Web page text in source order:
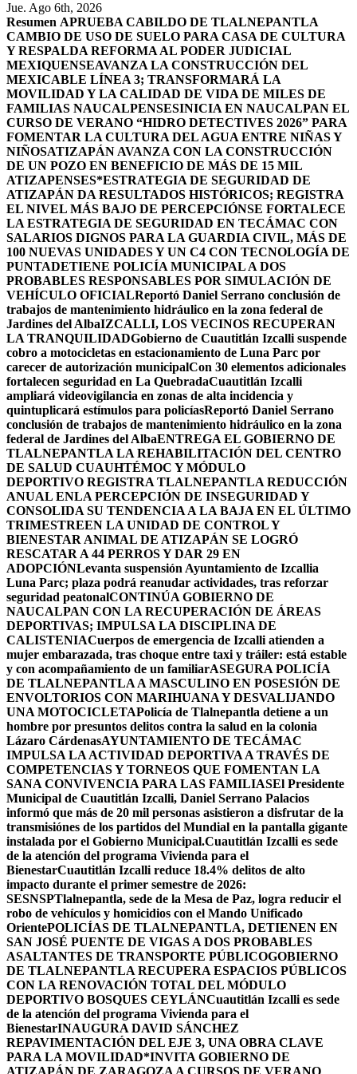
Jue. Ago 6th, 2026
Resumen APRUEBA CABILDO DE TLALNEPANTLA
CAMBIO DE USO DE SUELO PARA CASA DE CULTURA
Y RESPALDA REFORMA AL PODER JUDICIAL
MEXIQUENSEAVANZA LA CONSTRUCCIÓN DEL
MEXICABLE LÍNEA 3; TRANSFORMARÁ LA
MOVILIDAD Y LA CALIDAD DE VIDA DE MILES DE
FAMILIAS NAUCALPENSESINICIA EN NAUCALPAN EL
CURSO DE VERANO “HIDRO DETECTIVES 2026” PARA
FOMENTAR LA CULTURA DEL AGUA ENTRE NIÑAS Y
NIÑOSATIZAPÁN AVANZA CON LA CONSTRUCCIÓN
DE UN POZO EN BENEFICIO DE MÁS DE 15 MIL
ATIZAPENSES*ESTRATEGIA DE SEGURIDAD DE
ATIZAPÁN DA RESULTADOS HISTÓRICOS; REGISTRA
EL NIVEL MÁS BAJO DE PERCEPCIÓNSE FORTALECE
LA ESTRATEGIA DE SEGURIDAD EN TECÁMAC CON
SALARIOS DIGNOS PARA LA GUARDIA CIVIL, MÁS DE
100 NUEVAS UNIDADES Y UN C4 CON TECNOLOGÍA DE
PUNTADETIENE POLICÍA MUNICIPAL A DOS
PROBABLES RESPONSABLES POR SIMULACIÓN DE
VEHÍCULO OFICIALReportó Daniel Serrano conclusión de
trabajos de mantenimiento hidráulico en la zona federal de
Jardines del AlbaIZCALLI, LOS VECINOS RECUPERAN
LA TRANQUILIDADGobierno de Cuautitlán Izcalli suspende
cobro a motocicletas en estacionamiento de Luna Parc por
carecer de autorización municipalCon 30 elementos adicionales
fortalecen seguridad en La QuebradaCuautitlán Izcalli
ampliará videovigilancia en zonas de alta incidencia y
quintuplicará estímulos para policíasReportó Daniel Serrano
conclusión de trabajos de mantenimiento hidráulico en la zona
federal de Jardines del AlbaENTREGA EL GOBIERNO DE
TLALNEPANTLA LA REHABILITACIÓN DEL CENTRO
DE SALUD CUAUHTÉMOC Y MÓDULO
DEPORTIVO REGISTRA TLALNEPANTLA REDUCCIÓN
ANUAL ENLA PERCEPCIÓN DE INSEGURIDAD Y
CONSOLIDA SU TENDENCIA A LA BAJA EN EL ÚLTIMO
TRIMESTREEN LA UNIDAD DE CONTROL Y
BIENESTAR ANIMAL DE ATIZAPÁN SE LOGRÓ
RESCATAR A 44 PERROS Y DAR 29 EN
ADOPCIÓNLevanta suspensión Ayuntamiento de Izcallia
Luna Parc; plaza podrá reanudar actividades, tras reforzar
seguridad peatonalCONTINÚA GOBIERNO DE
NAUCALPAN CON LA RECUPERACIÓN DE ÁREAS
DEPORTIVAS; IMPULSA LA DISCIPLINA DE
CALISTENIACuerpos de emergencia de Izcalli atienden a
mujer embarazada, tras choque entre taxi y tráiler: está estable
y con acompañamiento de un familiarASEGURA POLICÍA
DE TLALNEPANTLA A MASCULINO EN POSESIÓN DE
ENVOLTORIOS CON MARIHUANA Y DESVALIJANDO
UNA MOTOCICLETAPolicía de Tlalnepantla detiene a un
hombre por presuntos delitos contra la salud en la colonia
Lázaro CárdenasAYUNTAMIENTO DE TECÁMAC
IMPULSA LA ACTIVIDAD DEPORTIVA A TRAVÉS DE
COMPETENCIAS Y TORNEOS QUE FOMENTAN LA
SANA CONVIVENCIA PARA LAS FAMILIASEl Presidente
Municipal de Cuautitlán Izcalli, Daniel Serrano Palacios
informó que más de 20 mil personas asistieron a disfrutar de la
transmisiónes de los partidos del Mundial en la pantalla gigante
instalada por el Gobierno Municipal.Cuautitlán Izcalli es sede
de la atención del programa Vivienda para el
BienestarCuautitlán Izcalli reduce 18.4% delitos de alto
impacto durante el primer semestre de 2026:
SESNSPTlalnepantla, sede de la Mesa de Paz, logra reducir el
robo de vehículos y homicidios con el Mando Unificado
OrientePOLICÍAS DE TLALNEPANTLA, ​DETIENEN EN
SAN JOSÉ PUENTE DE VIGAS A DOS PROBABLES
ASALTANTES DE TRANSPORTE PÚBLICOGOBIERNO
DE TLALNEPANTLA RECUPERA ESPACIOS PÚBLICOS
CON LA RENOVACIÓN TOTAL DEL MÓDULO
DEPORTIVO BOSQUES CEYLÁNCuautitlán Izcalli es sede
de la atención del programa Vivienda para el
BienestarINAUGURA DAVID SÁNCHEZ
REPAVIMENTACIÓN DEL EJE 3, UNA OBRA CLAVE
PARA LA MOVILIDAD*INVITA GOBIERNO DE
ATIZAPÁN DE ZARAGOZA A CURSOS DE VERANO